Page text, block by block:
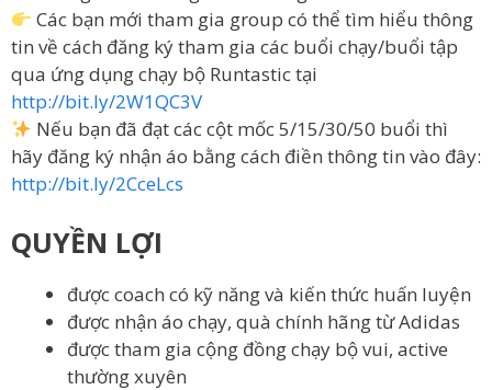
Các bạn mới tham gia group có thể tìm hiểu thông
tin về cách đăng ký tham gia các buổi chạy/buổi tập
qua ứng dụng chạy bộ Runtastic tại
http://bit.ly/2W1QC3V
Nếu bạn đã đạt các cột mốc 5/15/30/50 buổi thì
hãy đăng ký nhận áo bằng cách điền thông tin vào đây:
http://bit.ly/2CceLcs
QUYỀN LỢI
được coach có kỹ năng và kiến thức huấn luyện
được nhận áo chạy, quà chính hãng từ Adidas
được tham gia cộng đồng chạy bộ vui, active
thường xuyên